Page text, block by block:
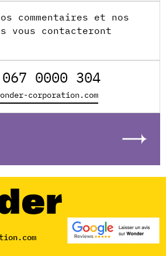
vos commentaires et nos
vous contacteront
0000 304
corporation.com